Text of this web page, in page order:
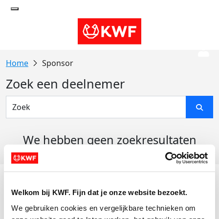
Welkom bij KWF. Fijn dat je onze website bezoekt.
We gebruiken cookies en vergelijkbare technieken om
Sponsor
Zoek een deelnemer
We hebben geen zoekresultaten
Actiematerialen
Evenementen